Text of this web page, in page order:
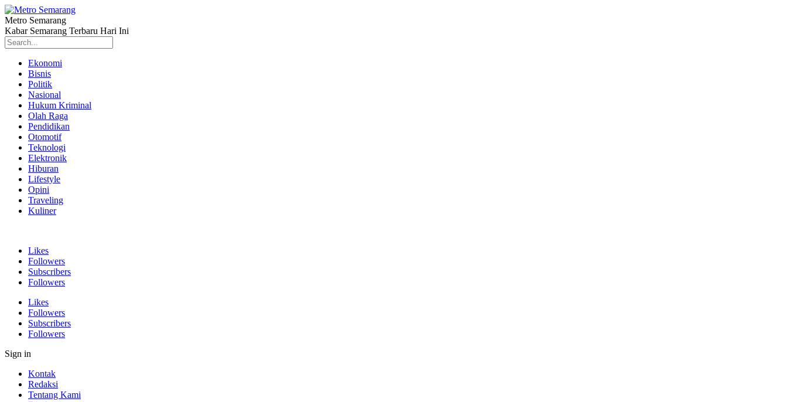
Metro Semarang
Kabar Semarang Terbaru Hari Ini
Ekonomi
Bisnis
Politik
Nasional
Hukum Kriminal
Olah Raga
Pendidikan
Otomotif
Teknologi
Elektronik
Hiburan
Lifestyle
Opini
Traveling
Kuliner
Likes
Followers
Subscribers
Followers
Likes
Followers
Subscribers
Followers
Sign in
Kontak
Redaksi
Tentang Kami